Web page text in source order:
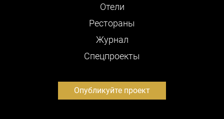
Отели
Рестораны
Журнал
Cпецпроекты
Опубликуйте проект